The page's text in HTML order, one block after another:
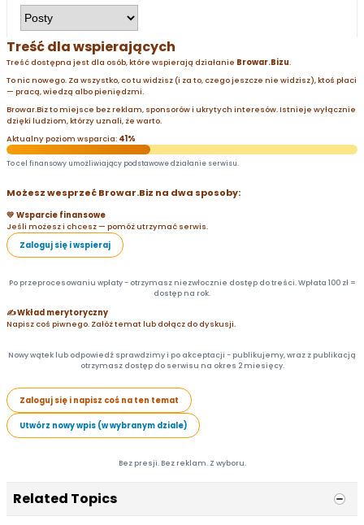
Treść dla wspierających
Treść dostępna jest dla osób, które wspierają działanie Browar.Bizu.
To nic nowego. Za wszystko, co tu widzisz (i za to, czego jeszcze nie widzisz), ktoś płaci
— pracą, wiedzą albo pieniędzmi.
Browar.Biz to miejsce bez reklam, sponsorów i ukrytych interesów. Istnieje wyłącznie
dzięki ludziom, którzy uznali, że warto.
Aktualny poziom wsparcia: 41%
To cel finansowy umożliwiający podstawowe działanie serwisu.
Możesz wesprzeć Browar.Biz na dwa sposoby:
💛 Wsparcie finansowe
Jeśli możesz i chcesz — pomóż utrzymać serwis.
Zaloguj się i wspieraj
Po przeprocesowaniu wpłaty - otrzymasz niezwłocznie dostęp do treści. Wpłata 100 zł =
dostęp na rok.
✍️ Wkład merytoryczny
Napisz coś piwnego. Załóż temat lub dołącz do dyskusji.
Nowy wątek lub odpowiedź sprawdzimy i po akceptacji - publikujemy, wraz z publikacją
otrzymasz dostęp do serwisu na okres 2 miesięcy.
Zaloguj się i napisz coś na ten temat
Utwórz nowy wpis (w wybranym dziale)
Bez presji. Bez reklam. Z wyboru.
Related Topics